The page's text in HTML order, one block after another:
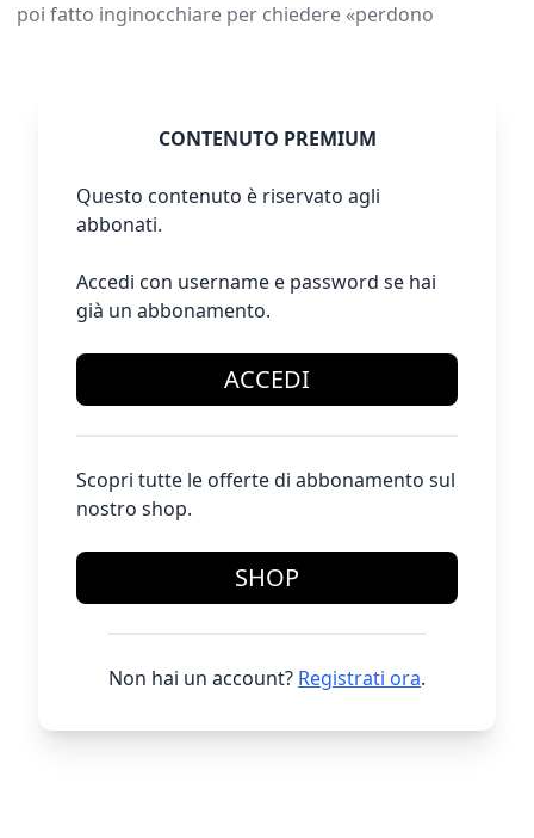
poi fatto inginocchiare per chiedere «perdono
CONTENUTO PREMIUM
Questo contenuto è riservato agli
abbonati.
Accedi con username e password se hai
già un abbonamento.
ACCEDI
Scopri tutte le offerte di abbonamento sul
nostro shop.
SHOP
Non hai un account? Registrati ora.